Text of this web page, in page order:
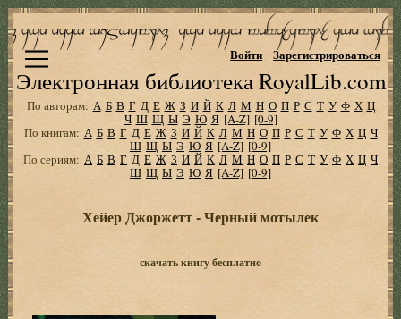
Электронная библиотека RoyalLib.com
Войти Зарегистрироваться
По авторам: А Б В Г Д Е Ж З И Й К Л М Н О П Р С Т У Ф Х Ц
Ч Ш Щ Ы Э Ю Я [A-Z] [0-9]
По книгам: А Б В Г Д Е Ж З И Й К Л М Н О П Р С Т У Ф Х Ц Ч
Ш Щ Ы Э Ю Я [A-Z] [0-9]
По сериям: А Б В Г Д Е Ж З И Й К Л М Н О П Р С Т У Ф Х Ц Ч
Ш Щ Ы Э Ю Я [A-Z] [0-9]
Хейер Джоржетт - Черный мотылек
скачать книгу бесплатно